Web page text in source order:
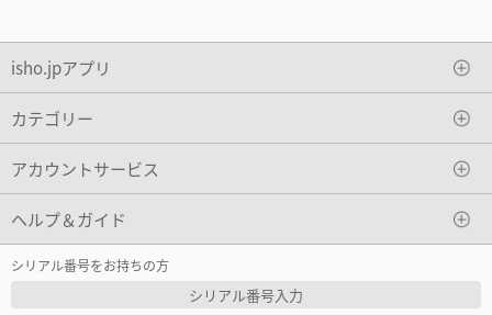
isho.jpアプリ
カテゴリー
アカウントサービス
ヘルプ＆ガイド
シリアル番号をお持ちの方
シリアル番号入力